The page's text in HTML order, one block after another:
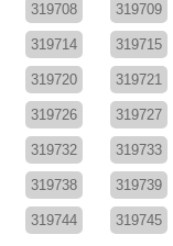
319708 319709
319714 319715
319720 319721
319726 319727
319732 319733
319738 319739
319744 319745